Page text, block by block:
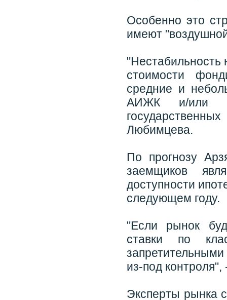
Особенно это
имеют
стоимости
средние и
АИЖК и/или
Любимцева.
По прогнозу
заемщиков
доступности
следующем году.
"Если рынок
ставки по
из-под контроля",
Эксперты рынка